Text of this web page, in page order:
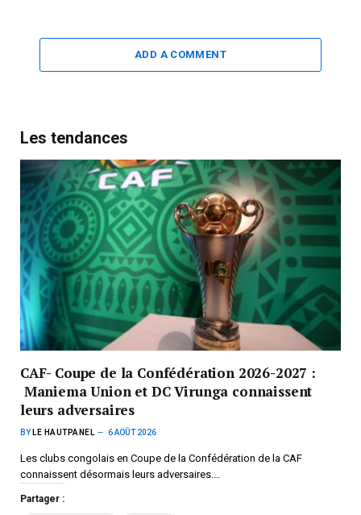
ADD A COMMENT
Les tendances
CAF- Coupe de la Confédération 2026-2027 :
Maniema Union et DC Virunga connaissent
leurs adversaires
BY LE HAUTPANEL 6 AOÛT 2026
Les clubs congolais en Coupe de la Confédération de la CAF
connaissent désormais leurs adversaires.…
Partager :